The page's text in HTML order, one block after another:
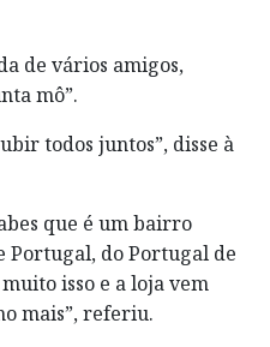
de vários amigos,
mô”.
todos juntos”, disse à
que é um bairro
Portugal, do Portugal de
isso e a loja vem
mais”, referiu.